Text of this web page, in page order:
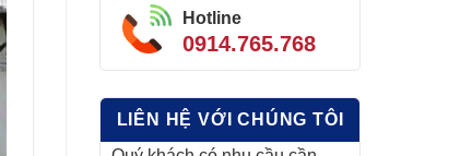
Hotline
0914.765.768
LIÊN HỆ VỚI CHÚNG TÔI